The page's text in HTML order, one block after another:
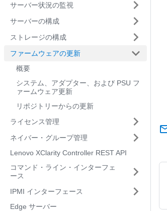
サーバー状況の監視
サーバーの構成
ストレージの構成
ファームウェアの更新
概要
システム、アダプター、および PSU フ
ァームウェア更新
リポジトリーからの更新
ライセンス管理
ネイバー・グループ管理
Lenovo XClarity Controller REST API
コマンド・ライン・インターフェ
ース
IPMI インターフェース
Edge サーバー